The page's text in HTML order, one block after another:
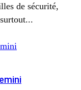
de sécurité,